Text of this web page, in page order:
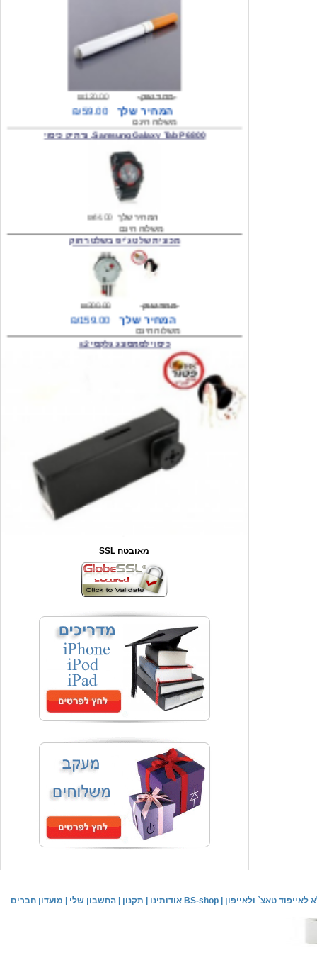
₪120.00
Samsung Galaxy Tab P6800, נרתיק כיסוי
המחיר שלך
משלוח חינם
₪300.00 מחיר שוק
₪159.00
כיסוי לסמסונג גלקסי s2
₪59.00
₪90.00 מחיר שוק
כיסוי אחורי לאייפון 4/4S
₪59.00
המחיר שלך
משלוח חינם
שעון יד אופנתי
₪59.00
המחיר שלך
משלוח חינם
שעון יד לילדים \ הלו קיטי - לבן
₪44.00 המחיר שלך
SSL מאובטח
מועדון חברים החשבון שלי תקנון אודותינו BS-shop טאצ` ולאייפון